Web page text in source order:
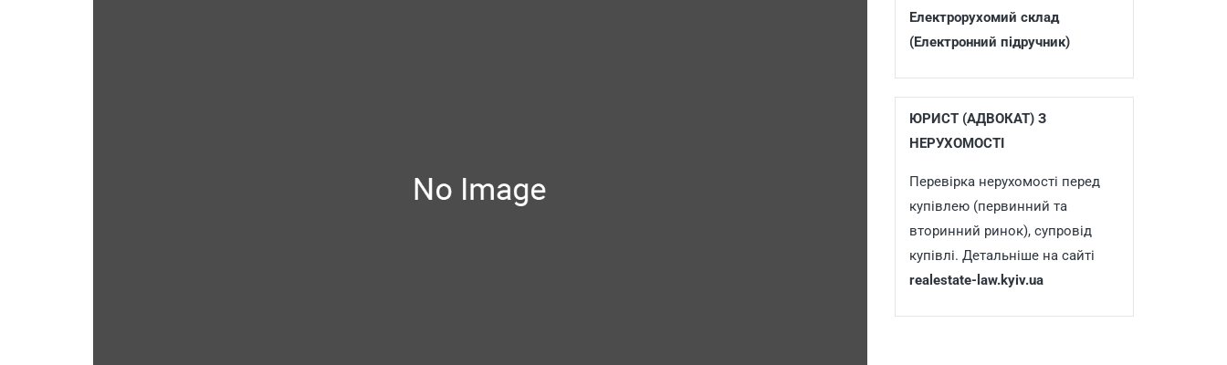
Електрорухомий склад
(Електронний підручник)
ЮРИСТ (АДВОКАТ) З
НЕРУХОМОСТІ
Перевірка нерухомості перед
купівлею (первинний та
вторинний ринок), супровід
купівлі. Детальніше на сайті
realestate-law.kyiv.ua